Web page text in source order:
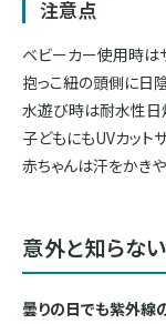
注意点
ベビーカー使用時は
抱っこ紐の頭側に日
水遊び時は耐水性日
子どもにもUVカット
赤ちゃんは汗をかき
意外と知らな
曇りの日でも紫外線